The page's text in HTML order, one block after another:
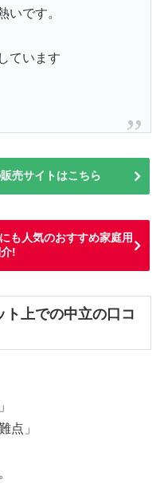
いです。
ています
売サイトはこちら
も人気のおすすめ家庭用
!
ト上での中立の口コ
点」